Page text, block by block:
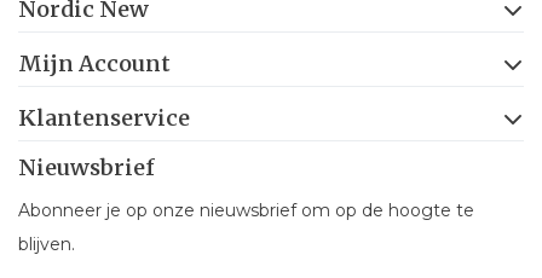
Nordic New
Mijn Account
Klantenservice
Nieuwsbrief
Abonneer je op onze nieuwsbrief om op de hoogte te
blijven.